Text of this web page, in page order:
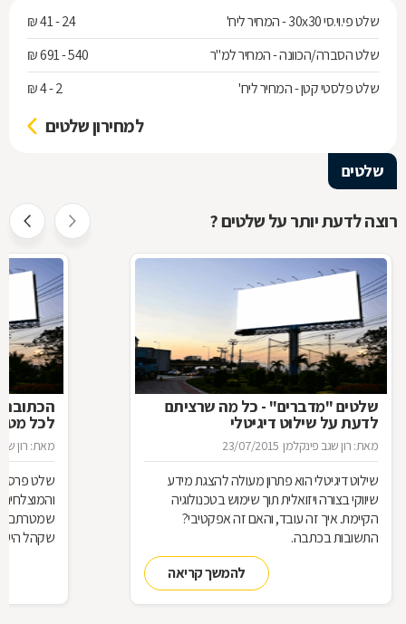
שלט פי.וי.סי 30x30 - המחיר ליח'
24 - 41 ₪
שלט הסברה/הכוונה - המחיר למ"ר
540 - 691 ₪
שלט פלסטי קטן - המחיר ליח'
2 - 4 ₪
למחירון שלטים
שלטים
רוצה לדעת יותר על שלטים ?
שלטים "מדברים" - כל מה שרציתם
לדעת על שילוט דיגיטלי
מאת: רון שגב פינקלמן 23/07/2015
שילוט דיגיטלי הוא פתרון מעולה להצגת מידע
שיווקי בצורה ויזואלית תוך שימוש בטכנולוגיה
הקיימת. איך זה עובד, והאם זה אפקטיבי?
התשובות בכתבה.
להמשך קריאה
הכתובת
לכל
מאת: רון
שלט
שמטרתם
שקהל